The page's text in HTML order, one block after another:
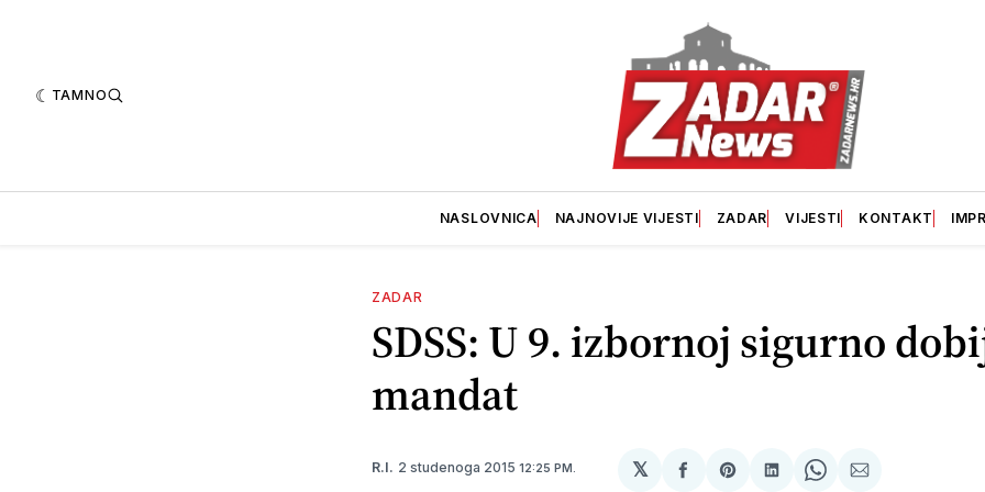
TAMNO
NASLOVNICA NAJNOVIJE VIJESTI ZADAR VIJESTI KONTAKT
ZADAR
SDSS: U 9. izbornoj sigurno
mandat
R.I. 2 studenoga 2015 12:25 PM. 𝕏
podijeliSharepodijeliSharepodijeli